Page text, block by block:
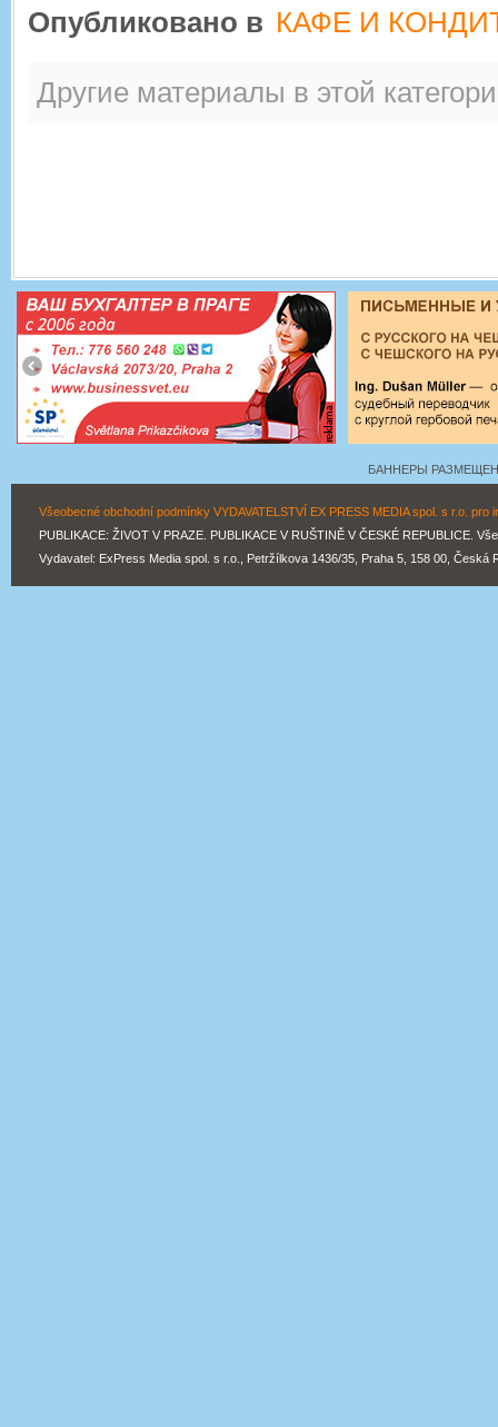
Опубликовано в КАФЕ И
Другие материалы в этой
БАННЕРЫ РАЗМЕЩЕНЫ
Všeobecné obchodní podmínky VYDAVATELSTVÍ EX PRESS MEDIA spol. s r.o.
PUBLIKACE: ŽIVOT V PRAZE. PUBLIKACE V RUŠTINĚ V ČESKÉ REPUBLICE.
Vydavatel: ExPress Media spol. s r.o., Petržílkova 1436/35, Praha 5, 158 00,